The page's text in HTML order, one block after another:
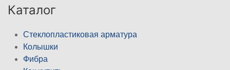
Каталог
Стеклопластиковая арматура
Колышки
Фибра